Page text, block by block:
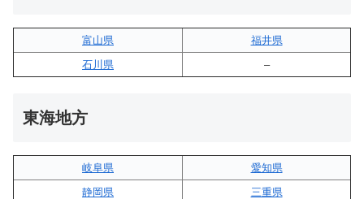
富山県
福井県
石川県
–
東海地方
岐阜県
愛知県
静岡県
三重県